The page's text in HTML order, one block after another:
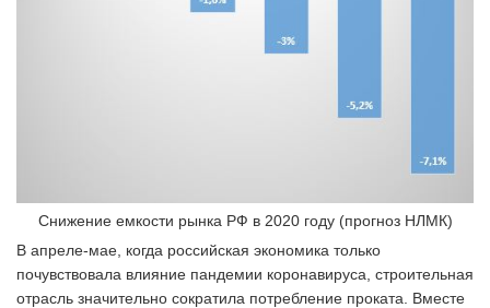
Снижение емкости рынка РФ в 2020 году (прогноз НЛМК)
В апреле-мае, когда российская экономика только
почувствовала влияние пандемии коронавируса, строительная
отрасль значительно сократила потребление проката. Вместе